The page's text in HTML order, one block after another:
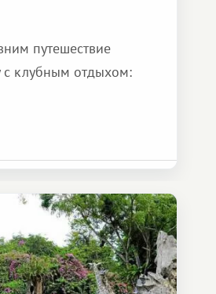
путешествие
с клубным отдыхом: